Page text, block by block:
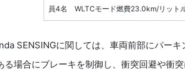
員4名 WLTCモード燃費23.0km/リット
SENSINGに関しては、車両前部にパー
る場合にブレーキを制御し、衝突回避や衝